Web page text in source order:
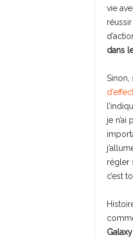
vie
dans
Sinon,
je
régler
c’est